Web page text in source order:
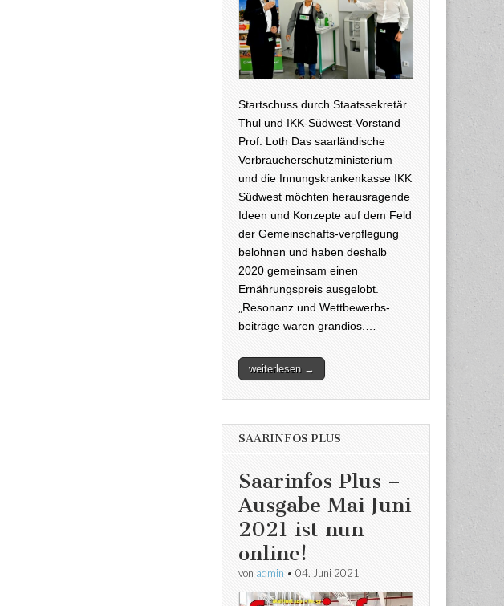
Startschuss durch Staatssekretär
Thul und IKK-Südwest-Vorstand
Prof. Loth Das saarländische
Verbraucherschutzministerium
und die Innungskrankenkasse IKK
Südwest möchten herausragende
Ideen und Konzepte auf dem Feld
der Gemeinschafts-verpflegung
belohnen und haben deshalb
2020 gemeinsam einen
Ernährungspreis ausgelobt.
„Resonanz und Wettbewerbs-
beiträge waren grandios.…
weiterlesen →
SAARINFOS PLUS
Saarinfos Plus –
Ausgabe Mai Juni
2021 ist nun
online!
von admin • 04. Juni 2021